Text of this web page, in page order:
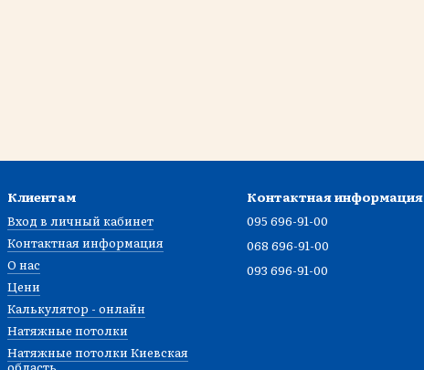
Клиентам
Вход в личный кабинет
Контактная информация
О нас
Цени
Калькулятор - онлайн
Натяжные потолки
Натяжные потолки Киевская
область
Контактная информация
095 696-91-00
068 696-91-00
093 696-91-00